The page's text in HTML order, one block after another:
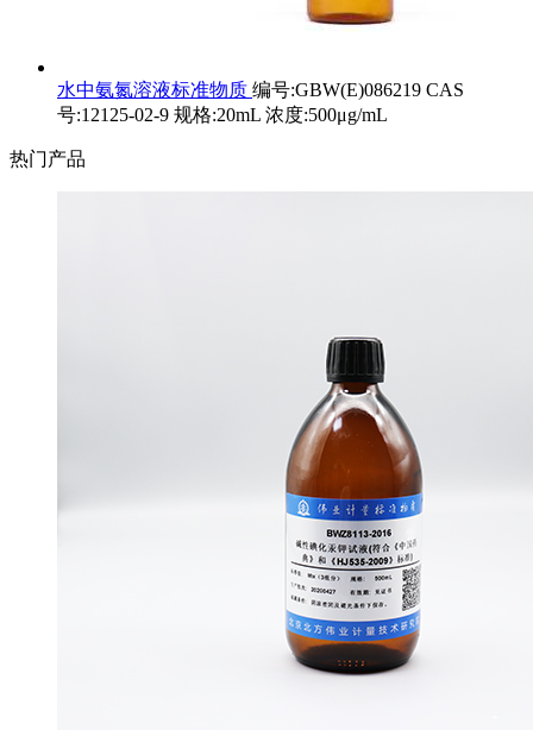
水中氨氮溶液标准物质 编号:GBW(E)086219 CAS
号:12125-02-9 规格:20mL 浓度:500μg/mL
热门产品